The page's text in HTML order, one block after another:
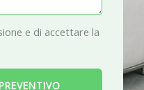
e di accettare la